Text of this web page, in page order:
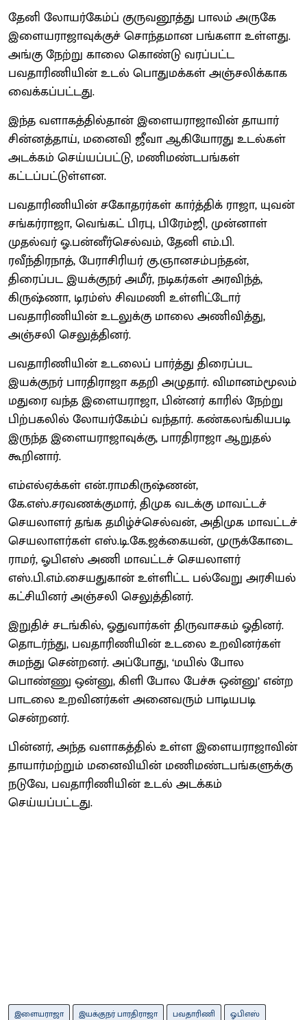
தேனி லோயர்கேம்ப் குருவனூத்து பாலம் அருகே
இளையராஜாவுக்குச் சொந்தமான பங்களா உள்ளது.
அங்கு நேற்று காலை கொண்டு வரப்பட்ட
பவதாரிணியின் உடல் பொதுமக்கள் அஞ்சலிக்காக
வைக்கப்பட்டது.
இந்த வளாகத்தில்தான் இளையராஜாவின் தாயார்
சின்னத்தாய், மனைவி ஜீவா ஆகியோரது உடல்கள்
அடக்கம் செய்யப்பட்டு, மணிமண்டபங்கள்
கட்டப்பட்டுள்ளன.
பவதாரிணியின் சகோதரர்கள் கார்த்திக் ராஜா, யுவன்
சங்கர்ராஜா, வெங்கட் பிரபு, பிரேம்ஜி, முன்னாள்
முதல்வர் ஓ.பன்னீர்செல்வம், தேனி எம்.பி.
ரவீந்திரநாத், பேராசிரியர் கு.ஞானசம்பந்தன்,
திரைப்பட இயக்குநர் அமீர், நடிகர்கள் அரவிந்த்,
கிருஷ்ணா, டிரம்ஸ் சிவமணி உள்ளிட்டோர்
பவதாரிணியின் உடலுக்கு மாலை அணிவித்து,
அஞ்சலி செலுத்தினர்.
பவதாரிணியின் உடலைப் பார்த்து திரைப்பட
இயக்குநர் பாரதிராஜா கதறி அழுதார். விமானம்மூலம்
மதுரை வந்த இளையராஜா, பின்னர் காரில் நேற்று
பிற்பகலில் லோயர்கேம்ப் வந்தார். கண்கலங்கியபடி
இருந்த இளையராஜாவுக்கு, பாரதிராஜா ஆறுதல்
கூறினார்.
எம்எல்ஏக்கள் என்.ராமகிருஷ்ணன்,
கே.எஸ்.சரவணக்குமார், திமுக வடக்கு மாவட்டச்
செயலாளர் தங்க தமிழ்ச்செல்வன், அதிமுக மாவட்டச்
செயலாளர்கள் எஸ்.டி.கே.ஜக்கையன், முருக்கோடை
ராமர், ஓபிஎஸ் அணி மாவட்டச் செயலாளர்
எஸ்.பி.எம்.சையதுகான் உள்ளிட்ட பல்வேறு அரசியல்
கட்சியினர் அஞ்சலி செலுத்தினர்.
இறுதிச் சடங்கில், ஓதுவார்கள் திருவாசகம் ஓதினர்.
தொடர்ந்து, பவதாரிணியின் உடலை உறவினர்கள்
சுமந்து சென்றனர். அப்போது, ‘மயில் போல
பொண்ணு ஒன்னு, கிளி போல பேச்சு ஒன்னு’ என்ற
பாடலை உறவினர்கள் அனைவரும் பாடியபடி
சென்றனர்.
பின்னர், அந்த வளாகத்தில் உள்ள இளையராஜாவின்
தாயார்மற்றும் மனைவியின் மணிமண்டபங்களுக்கு
நடுவே, பவதாரிணியின் உடல் அடக்கம்
செய்யப்பட்டது.
இளையராஜா இயக்குநர் பாரதிராஜா பவதாரிணி ஓபிஎஸ்